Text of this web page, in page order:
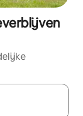
je een keuze